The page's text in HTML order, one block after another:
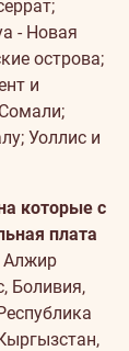
- Новая
острова;
и
Уоллис и
которые с
плата
Алжир
Боливия,